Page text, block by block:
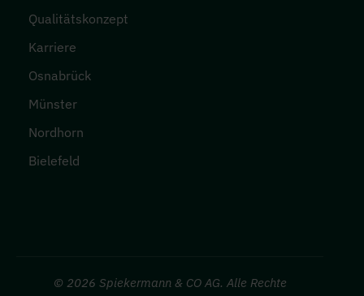
Qualitätskonzept
Karriere
Osnabrück
Münster
Nordhorn
Bielefeld
© 2026 Spiekermann & CO AG. Alle Rechte